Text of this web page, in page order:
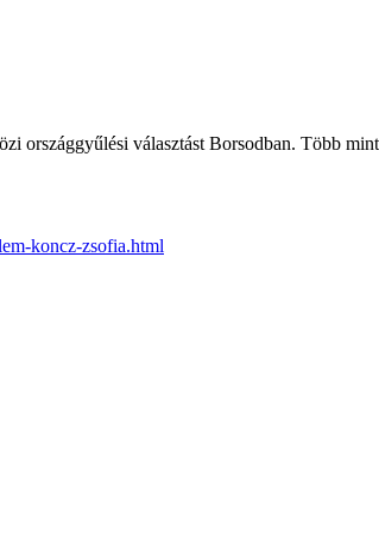
országgyűlési választást Borsodban. Több
koncz-zsofia.html